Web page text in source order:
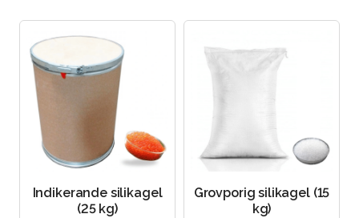
Indikerande silikagel
(25 kg)
Grovporig silikagel (15
kg)